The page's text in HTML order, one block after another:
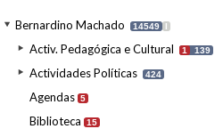
Bernardino Machado 14549 I
Activ. Pedagógica e Cultural 1 139
Actividades Políticas 424
Agendas 5
Biblioteca 15